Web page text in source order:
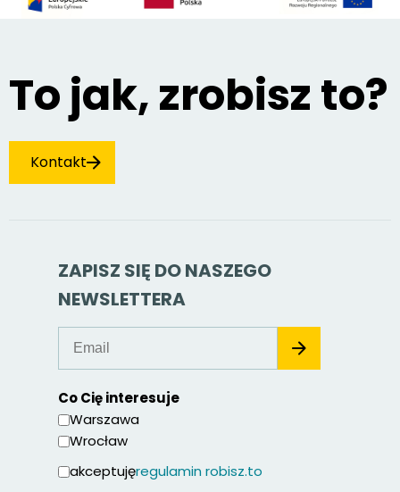
To jak, zrobisz to?
Kontakt
ZAPISZ SIĘ DO NASZEGO
NEWSLETTERA
Co Cię interesuje
Warszawa
Wrocław
akceptujęregulamin robisz.to